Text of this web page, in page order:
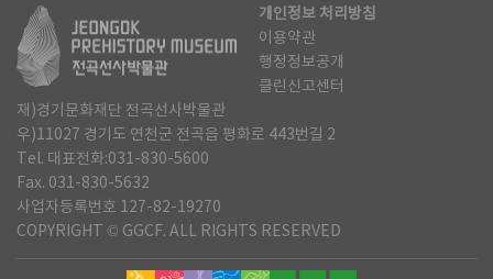
개인정보 처리방침
이용약관
행정정보공개
클린신고센터
재)경기문화재단 전곡선사박물관
우)11027 경기도 연천군 전곡읍 평화로 443번길 2
Tel. 대표전화:031-830-5600
Fax. 031-830-5632
사업자등록번호 127-82-19270
COPYRIGHT © GGCF. ALL RIGHTS RESERVED